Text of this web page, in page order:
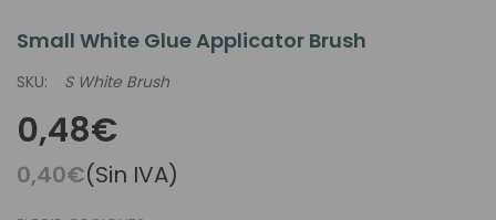
Small White Glue Applicator Brush
SKU: S White Brush
0,48€
0,40€(Sin IVA)